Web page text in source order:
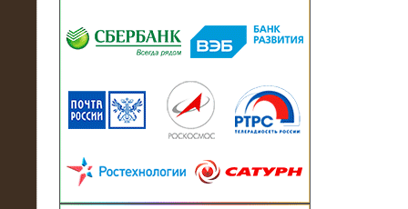
Активно-реактивные нагрузочные
модули 15 МВт (21,5 МВА) На Кубок
конфедераций